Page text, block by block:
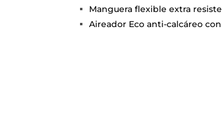
Manguera flexible extra
Aireador Eco anti-calcáreo